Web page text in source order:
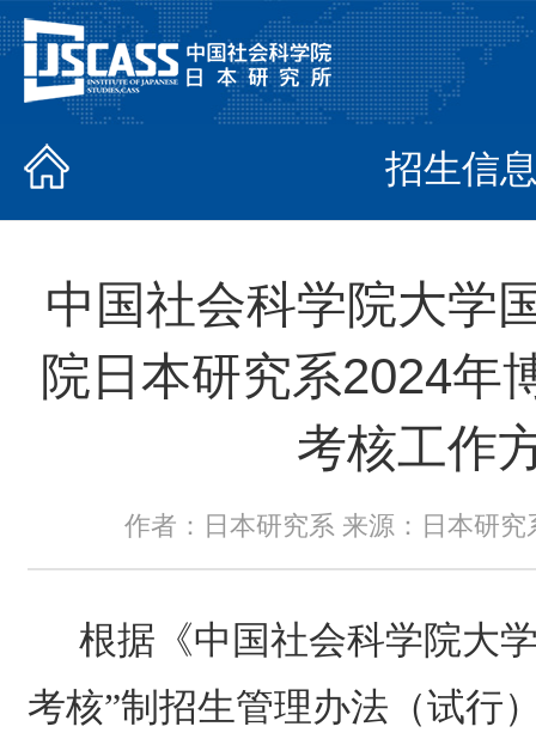
招生信
中国社会科学院大学
院日本研究系2024年
考核工作
作者：日本研究系 来源：日本研究
根据《中国社会科学院大
考核”制招生管理办法（试行